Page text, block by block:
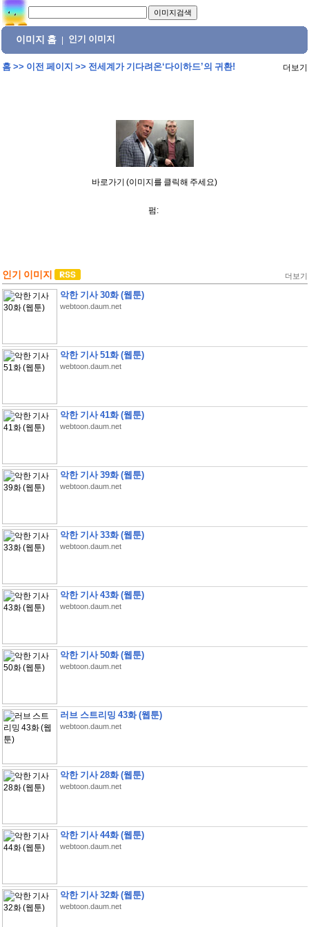
이미지 홈 인기 이미지
홈>> 이전 페이지 >> 전세계가 기다려온‘다이하드’의 귀환! 더보기
바로가기 (이미지를 클릭해 주세요)
펌:
인기 이미지 더보기
악한 기사 30화 (웹툰)
webtoon.daum.net
악한 기사 51화 (웹툰)
webtoon.daum.net
악한 기사 41화 (웹툰)
webtoon.daum.net
악한 기사 39화 (웹툰)
webtoon.daum.net
악한 기사 33화 (웹툰)
webtoon.daum.net
악한 기사 43화 (웹툰)
webtoon.daum.net
악한 기사 50화 (웹툰)
webtoon.daum.net
러브 스트리밍 43화 (웹툰)
webtoon.daum.net
악한 기사 28화 (웹툰)
webtoon.daum.net
악한 기사 44화 (웹툰)
webtoon.daum.net
악한 기사 32화 (웹툰)
webtoon.daum.net